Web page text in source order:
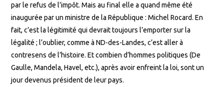
par le refus de l’impôt. Mais au final elle a quand même été
inaugurée par un ministre de la République : Michel Rocard. En
fait, c’est la légitimité qui devrait toujours l’emporter sur la
légalité ; l’oublier, comme à ND-des-Landes, c’est aller à
contresens de l’histoire. Et combien d’hommes politiques (De
Gaulle, Mandela, Havel, etc.), après avoir enfreint la loi, sont un
jour devenus président de leur pays.